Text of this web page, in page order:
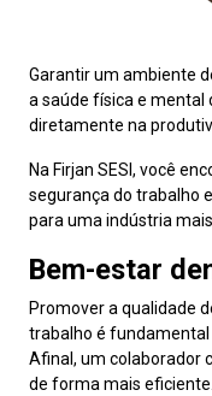
Garantir um ambiente
a saúde física e mental
diretamente na
Na Firjan SESI, você
segurança do trabalho
para uma indústria
Bem-estar
Promover a qualidade
trabalho é fundamental
Afinal, um colaborador
de forma mais